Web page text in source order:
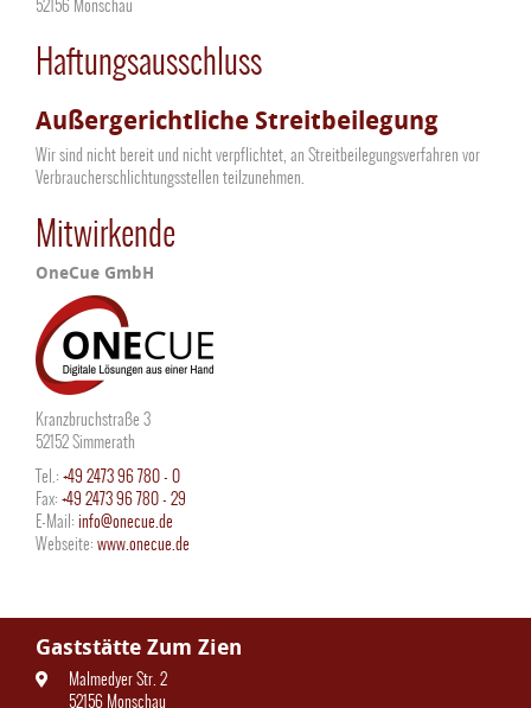
Haftungsausschluss
Außergerichtliche Streitbeilegung
Wir sind nicht bereit und nicht verpflichtet, an Streitbeilegungsverfahren vor
Verbraucherschlichtungsstellen teilzunehmen.
Mitwirkende
OneCue GmbH
Kranzbruchstraße 3
52152 Simmerath
Tel.:+49 2473 96 780 - 0
Fax:+49 2473 96 780 - 29
E-Mail: info@onecue.de
Webseite:www.onecue.de
Gaststätte Zum Zien
Malmedyer Str. 2
52156 Monschau